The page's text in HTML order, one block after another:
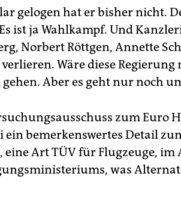
gelogen hat er bisher nicht.
ist ja Wahlkampf. Und
Norbert Röttgen, Annette
Wäre diese
Aber es geht nur noch
zum Euro
ein bemerkenswertes Detail
eine Art TÜV für Flugzeuge, im
was